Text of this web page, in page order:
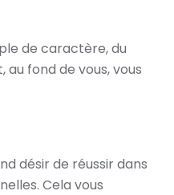
de caractère, du
au fond de vous, vous
désir de réussir dans
Cela vous